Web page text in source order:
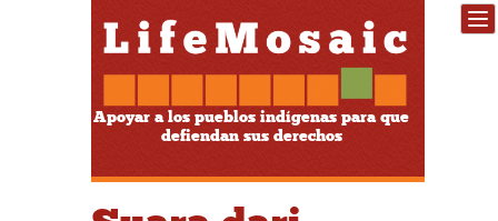
Apoyar a los pueblos indígenas para que
defiendan sus derechos